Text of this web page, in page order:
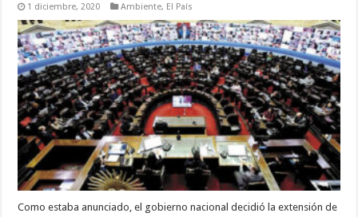
1 diciembre, 2020 Ambiente, El País
Como estaba anunciado, el gobierno nacional decidió la extensión de